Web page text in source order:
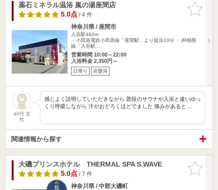
お気に入
りに追加
薬石ミネラル温浴 嵐の湯座間店
5.0点/ 4 件
神奈川県 / 座間市
入谷駅460m
・小田急電鉄小田原線「座間駅」より徒歩10分 ・JR相模
線「入谷駅…
営業時間 10:00～22:00
入浴料金 2,350円～
日帰り 岩盤浴
40代 女
性
感じよく説明していただきながら 普段のサウナや入浴と違いゆっ
くり呼吸しながら 汗がおどろくほどでました 痛みがあると…
関連情報から探す
お気に入
りに追加
大磯プリンスホテル THERMAL SPA S.WAVE
5.0点/ 7 件
神奈川県 / 中郡大磯町